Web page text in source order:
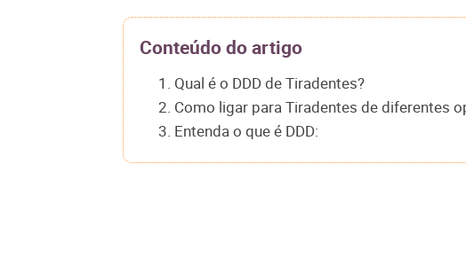
Conteúdo do artigo
1. Qual é o DDD de Tiradentes?
2. Como ligar para Tiradentes de diferentes
3. Entenda o que é DDD: